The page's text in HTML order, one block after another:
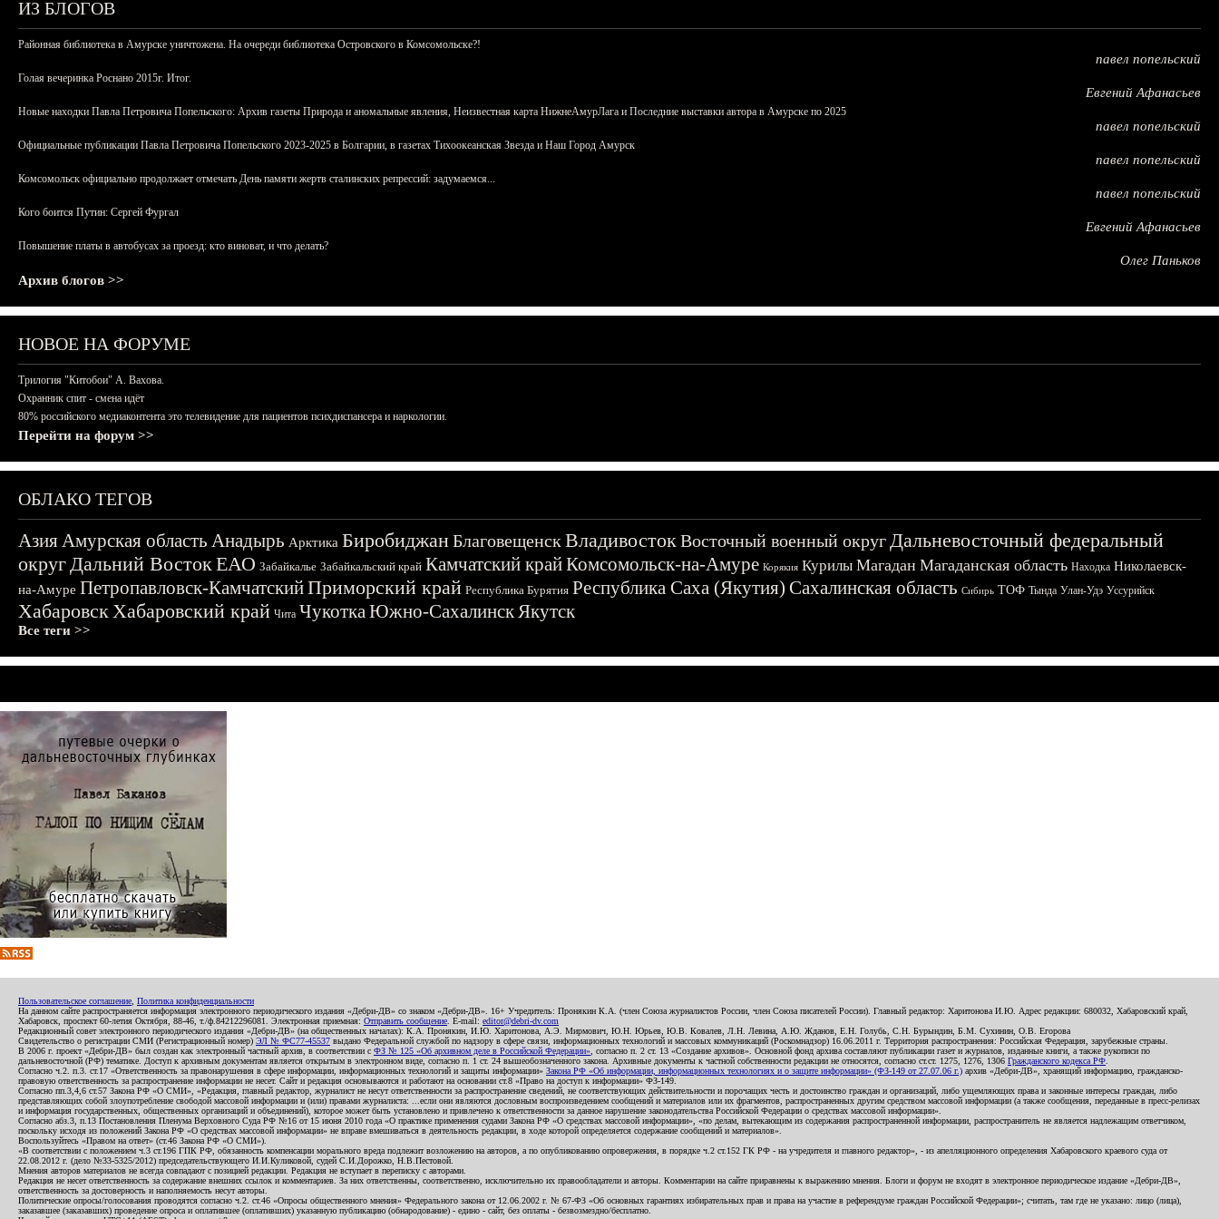
ИЗ БЛОГОВ
Районная библиотека в Амурске уничтожена. На очереди библиотека Островского в Комсомольске?!
павел попельский
Голая вечеринка Роснано 2015г. Итог.
Евгений Афанасьев
Новые находки Павла Петровича Попельского: Архив газеты Природа и аномальные явления, Неизвестная карта НижнеАмурЛага и Последние выставки автора в Амурске по 2025
павел попельский
Официальные публикации Павла Петровича Попельского 2023-2025 в Болгарии, в газетах Тихоокеанская Звезда и Наш Город Амурск
павел попельский
Комсомольск официально продолжает отмечать День памяти жертв сталинских репрессий: задумаемся...
павел попельский
Кого боится Путин: Сергей Фургал
Евгений Афанасьев
Повышение платы в автобусах за проезд: кто виноват, и что делать?
Олег Паньков
Архив блогов >>
НОВОЕ НА ФОРУМЕ
Трилогия "Китобои" А. Вахова.
Охранник спит - смена идёт
80% российского медиаконтента это телевидение для пациентов психдиспансера и наркологии.
Перейти на форум >>
ОБЛАКО ТЕГОВ
АзияАмурская область Анадырь Арктика БиробиджанБлаговещенскВладивостокВосточный военный округДальневосточный федеральный
округДальний ВостокЕАО Забайкалье Забайкальский край Камчатский крайКомсомольск-на-Амуре Корякия Курилы Магадан Магаданская область Находка Николаевск-
на-Амуре Петропавловск-КамчатскийПриморский край Республика Бурятия Республика Саха (Якутия) Сахалинская область Сибирь ТОФ Тында Улан-Удэ Уссурийск
ХабаровскХабаровский край Чита ЧукоткаЮжно-СахалинскЯкутск
Все теги >>
Пользовательское соглашение Политика конфиденциальности
На данном сайте распространяется информация электронного периодического издания «Дебри-ДВ» со знаком «Дебри-ДВ». 16+ Учредитель: Пронякин К.А. (член Союза журналистов России, член Союза писателей России). Главный редактор: Харитонова И.Ю. Адрес редакции: 680032, Хабаровский край,
Хабаровск, проспект 60-летия Октября, 88-46, т./ф.84212296081. Электронная приемная: Отправить сообщение . E-mail: editor@debri-dv.com
Редакционный совет электронного периодического издания «Дебри-ДВ» (на общественных началах): К.А. Пронякин, И.Ю. Харитонова, А.Э. Мирмович, Ю.Н. Юрьев, Ю.В. Ковалев, Л.Н. Левина, А.Ю. Жданов, Е.Н. Голубь, С.Н. Бурындин, Б.М. Сухинин, О.В. Егорова
Свидетельство о регистрации СМИ (Регистрационный номер) ЭЛ № ФС77-45537 выдано Федеральной службой по надзору в сфере связи, информационных технологий и массовых коммуникаций (Роскомнадзор) 16.06.2011 г. Территория распространения: Российская Федерация, зарубежные страны.
В 2006 г. проект «Дебри-ДВ» был создан как электронный частный архив, в соответствии с ФЗ № 125 «Об архивном деле в Российской Федерации» , согласно п. 2 ст. 13 «Создание архивов». Основной фонд архива составляют публикации газет и журналов, изданные книги, а также рукописи по
дальневосточной (РФ) тематике. Доступ к архивным документам является открытым в электронном виде, согласно п. 1 ст. 24 вышеобозначенного закона. Архивные документы к частной собственности редакции не относятся, согласно ст.ст. 1275, 1276, 1306 Гражданского кодекса РФ
Согласно ч.2. п.3. ст.17 «Ответственность за правонарушения в сфере информации, информационных технологий и защиты информации» Закона РФ «Об информации, информационных технологиях и о защите информации» (ФЗ-149 от 27.07.06 г.) архив «Дебри-ДВ», хранящий информацию, гражданско-
правовую ответственность за распространение информации не несет. Сайт и редакция основываются и работают на основании ст.8 «Право на доступ к информации» ФЗ-149.
Согласно пп.3,4,6 ст.57 Закона РФ «О СМИ», «Редакция, главный редактор, журналист не несут ответственности за распространение сведений, не соответствующих действительности и порочащих честь и достоинство граждан и организаций, либо ущемляющих права и законные интересы граждан, либо
представляющих собой злоупотребление свободой массовой информации и (или) правами журналиста: ...если они являются дословным воспроизведением сообщений и материалов или их фрагментов, распространенных другим средством массовой информации (а также сообщения, переданные в пресс-релизах
и информация государственных, общественных организаций и объединений), которое может быть установлено и привлечено к ответственности за данное нарушение законодательства Российской Федерации о средствах массовой информации».
Согласно абз.3, п.13 Постановления Пленума Верховного Суда РФ №16 от 15 июня 2010 года «О практике применения судами Закона РФ «О средствах массовой информации», «по делам, вытекающим из содержания распространенной информации, распространитель не является надлежащим ответчиком,
поскольку исходя из положений Закона РФ «О средствах массовой информации» не вправе вмешиваться в деятельность редакции, в ходе которой определяется содержание сообщений и материалов».
Воспользуйтесь «Правом на ответ» (ст.46 Закона РФ «О СМИ»).
«В соответствии с положением ч.3 ст.196 ГПК РФ, обязанность компенсации морального вреда подлежит возложению на авторов, а по опубликованию опровержения, в порядке ч.2 ст.152 ГК РФ - на учредителя и главного редактор», - из апелляционного определения Хабаровского краевого суда от
22.08.2012 г. (дело №33-5325/2012) председательствующего И.И.Куликовой, судей С.И.Дорожко, Н.В.Пестовой.
Мнения авторов материалов не всегда совпадают с позицией редакции. Редакция не вступает в переписку с авторами.
Редакция не несет ответственность за содержание внешних ссылок и комментариев. За них ответственны, соответственно, исключительно их правообладатели и авторы. Комментарии на сайте приравнены к выражению мнения. Блоги и форум не входят в электронное периодическое издание «Дебри-ДВ»,
ответственность за достоверность и наполняемость несут авторы.
Политические опросы/голосования проводятся согласно ч.2. ст.46 «Опросы общественного мнения» Федерального закона от 12.06.2002 г. № 67-ФЗ «Об основных гарантиях избирательных прав и права на участие в референдуме граждан Российской Федерации»; считать, там где не указано: лицо (лица),
заказавшее (заказавших) проведение опроса и оплатившее (оплативших) указанную публикацию (обнародование) - едино - сайт, без оплаты - безвозмездно/бесплатно.